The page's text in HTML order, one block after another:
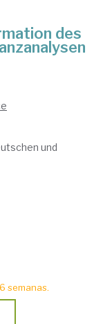
des
und
semanas.